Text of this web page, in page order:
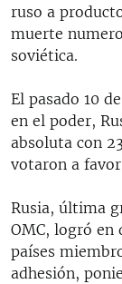
ruso a
muerte
soviética.
El pasado 10
en el poder,
absoluta con
votaron a
Rusia, última
OMC, logró en
países
adhesión,